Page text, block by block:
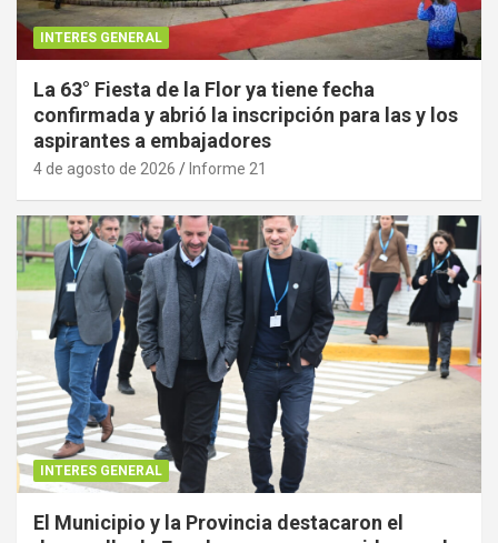
INTERES GENERAL
La 63° Fiesta de la Flor ya tiene fecha
confirmada y abrió la inscripción para las y los
aspirantes a embajadores
4 de agosto de 2026 Informe 21
INTERES GENERAL
El Municipio y la Provincia destacaron el